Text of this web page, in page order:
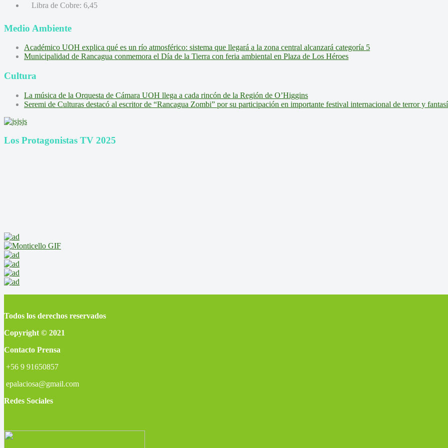
Libra de Cobre: 6,45
Medio Ambiente
Académico UOH explica qué es un río atmosférico: sistema que llegará a la zona central alcanzará categoría 5
Municipalidad de Rancagua conmemora el Día de la Tierra con feria ambiental en Plaza de Los Héroes
Cultura
La música de la Orquesta de Cámara UOH llega a cada rincón de la Región de O’Higgins
Seremi de Culturas destacó al escritor de “Rancagua Zombi” por su participación en importante festival internacional de terror y
Los Protagonistas TV 2025
Todos los derechos reservados
Copyright © 2021
Contacto Prensa
+56 9 91650857
epalaciosa@gmail.com
Redes Sociales